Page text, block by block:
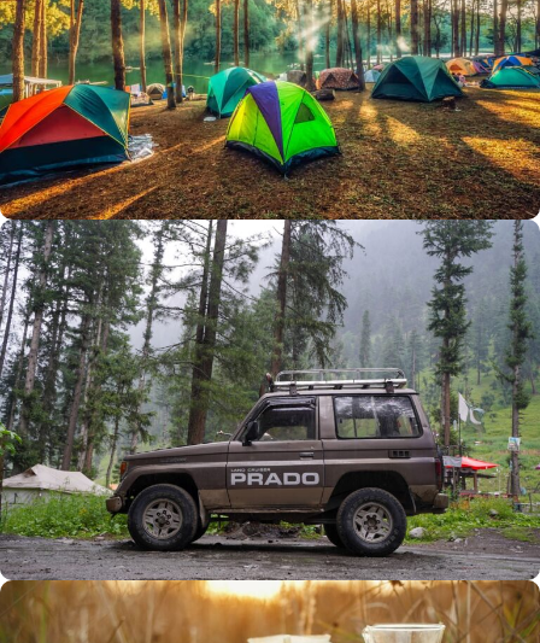
Büyük Yaz İndirimi
0
Günler
00
Hr
00
Min
00
SSK
Alışverişe Başla
ARAÇ AKSESUARLARI